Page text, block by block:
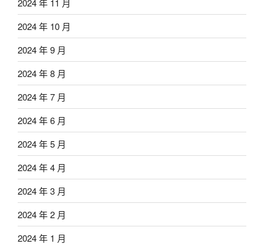
2024 年 11 月
2024 年 10 月
2024 年 9 月
2024 年 8 月
2024 年 7 月
2024 年 6 月
2024 年 5 月
2024 年 4 月
2024 年 3 月
2024 年 2 月
2024 年 1 月